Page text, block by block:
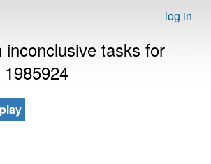
log in
inconclusive tasks for